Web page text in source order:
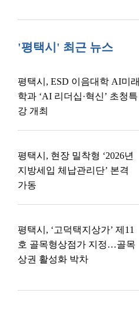
'평택시' 최근 뉴스
평택시, ESD 이음대학 AI미래
학과 ‘AI 리더십·혁신’ 초청특
강 개최
평택시, 현장 밀착형 ‘2026년
지방세입 체납관리단’ 본격
가동
평택시, ‘고덕택지상가’ 제11
호 골목형상점가 지정…골목
상권 활성화 박차